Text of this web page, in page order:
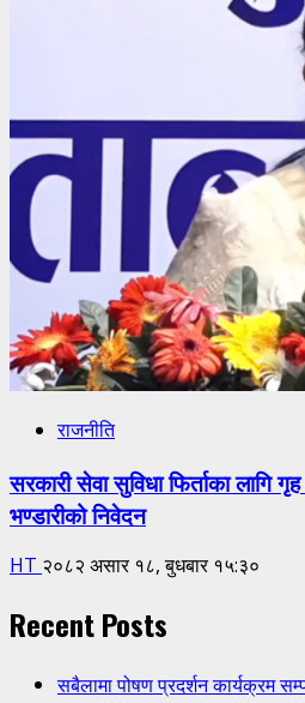
राजनीति
सरकारी सेवा सुविधा फिर्ताका लागि
भण्डारीको निवेदन
HT २०८२ असार १८, बुधबार १५:३०
Recent Posts
सबैलामा पोषण प्रदर्शन कार्यक्रम